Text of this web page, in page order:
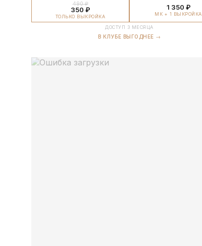
490 ₽
350 ₽
ТОЛЬКО ВЫКРОЙКА
1 350 ₽
МК + 1 ВЫКРОЙКА
ДОСТУП 3 МЕСЯЦА
В КЛУБЕ ВЫГОДНЕЕ →